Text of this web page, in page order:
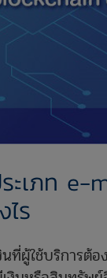
ะเภท e-
ร
ผู้ใช้บริการต้อ